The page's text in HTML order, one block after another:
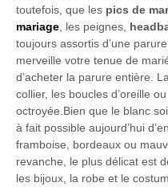
toutefois, que les pics de
mariage , les peignes,
toujours assortis d’une
merveille votre tenue de
d’acheter la parure entière.
collier, les boucles d’oreille
octroyée.Bien que le blanc
à fait possible aujourd’hui
framboise, bordeaux ou
revanche, le plus délicat est
les bijoux, la robe et le